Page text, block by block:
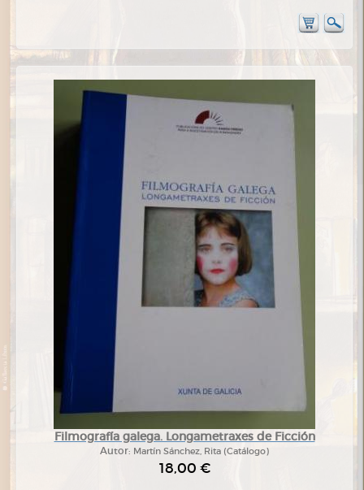
Filmografía galega. Longametraxes de Ficción
Autor: Martín Sánchez, Rita (Catálogo)
18,00 €